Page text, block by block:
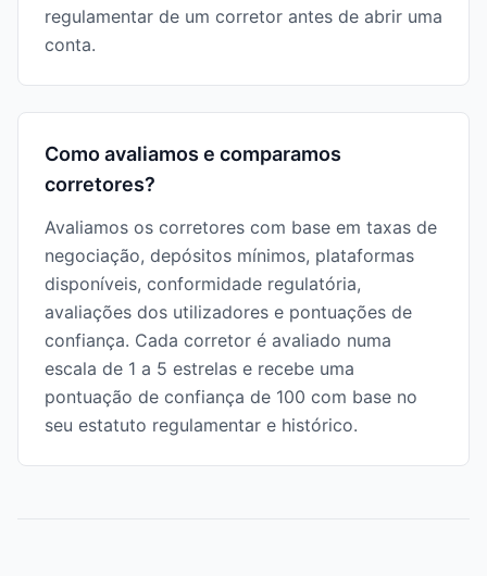
regulamentar de um corretor antes de abrir uma
conta.
Como avaliamos e comparamos
corretores?
Avaliamos os corretores com base em taxas de
negociação, depósitos mínimos, plataformas
disponíveis, conformidade regulatória,
avaliações dos utilizadores e pontuações de
confiança. Cada corretor é avaliado numa
escala de 1 a 5 estrelas e recebe uma
pontuação de confiança de 100 com base no
seu estatuto regulamentar e histórico.